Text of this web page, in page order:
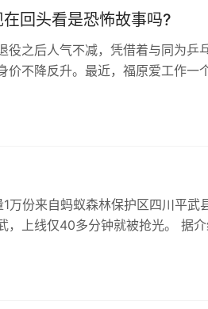
回头看是恐怖故事吗?
役之后人气不减，凭借着与同为乒
价不降反升。最近，福原爱工作一
万份来自蚂蚁森林保护区四川平武
，上线仅40多分钟就被抢光。 据